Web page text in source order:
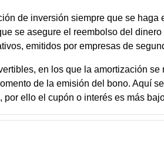
de inversión siempre que se haga
se asegure el reembolso del
emitidos por empresas de
en los que la amortización
de la emisión del bono. Aquí
ello el cupón o interés es más